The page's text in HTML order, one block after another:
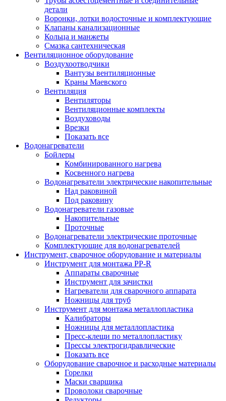
детали
Воронки, лотки водосточные и комплектующие
Клапаны канализационные
Кольца и манжеты
Смазка сантехническая
Вентиляционное оборудование
Воздухоотводчики
Вантузы вентиляционные
Краны Маевского
Вентиляция
Вентиляторы
Вентиляционные комплекты
Воздуховоды
Врезки
Показать все
Водонагреватели
Бойлеры
Комбинированного нагрева
Косвенного нагрева
Водонагреватели электрические накопительные
Над раковиной
Под раковину
Водонагреватели газовые
Накопительные
Проточные
Водонагреватели электрические проточные
Комплектующие для водонагревателей
Инструмент, сварочное оборудование и материалы
Инструмент для монтажа PP-R
Аппараты сварочные
Инструмент для зачистки
Нагреватели для сварочного аппарата
Ножницы для труб
Инструмент для монтажа металлопластика
Калибраторы
Ножницы для металлопластика
Пресс-клещи по металлопластику
Прессы электрогидравлические
Показать все
Оборудование сварочное и расходные материалы
Горелки
Маски сварщика
Проволоки сварочные